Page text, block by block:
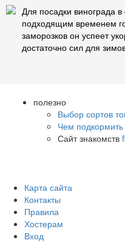
Для посадки винограда
подходящим временем
заморозков он успеет
достаточно сил для
полезно
Выбор сортов
Чем подкормить
Сайт знакомств
Карта сайта
Контакты
Правила
Хостерам
Вход